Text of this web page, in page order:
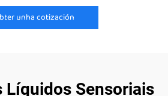
unha cotización
Líquidos Sensoriais